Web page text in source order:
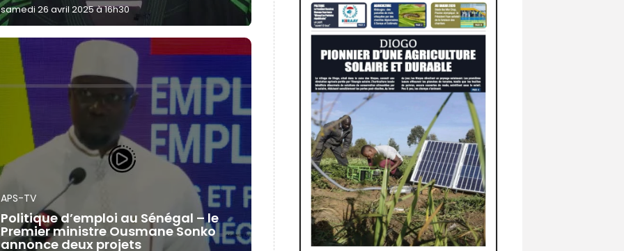
samedi 26 avril 2025 à 16h30
APS-TV
Politique d’emploi au Sénégal – le
Premier ministre Ousmane Sonko
annonce deux projets